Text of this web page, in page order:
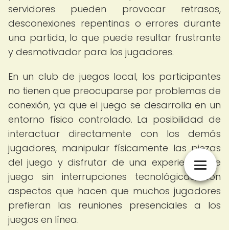
servidores pueden provocar retrasos,
desconexiones repentinas o errores durante
una partida, lo que puede resultar frustrante
y desmotivador para los jugadores.
En un club de juegos local, los participantes
no tienen que preocuparse por problemas de
conexión, ya que el juego se desarrolla en un
entorno físico controlado. La posibilidad de
interactuar directamente con los demás
jugadores, manipular físicamente las piezas
del juego y disfrutar de una experiencia de
juego sin interrupciones tecnológicas, son
aspectos que hacen que muchos jugadores
prefieran las reuniones presenciales a los
juegos en línea.